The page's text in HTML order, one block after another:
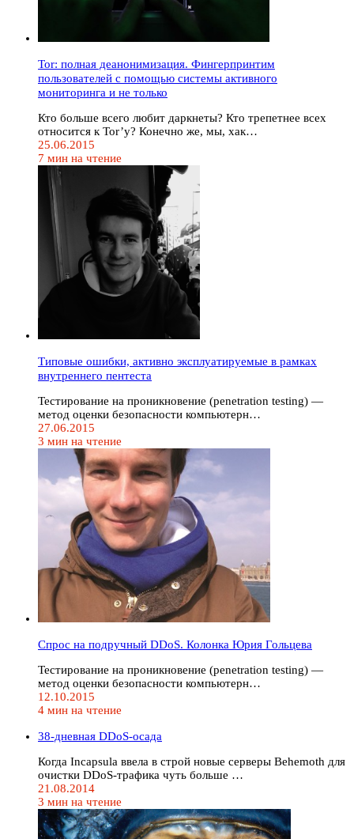
Tor: полная деанонимизация. Фингерпринтим
пользователей с помощью системы активного
мониторинга и не только
Кто больше всего любит даркнеты? Кто трепетнее всех
относится к Tor’у? Конечно же, мы, хак…
25.06.2015
7 мин на чтение
Типовые ошибки, активно эксплуатируемые в рамках
внутреннего пентеста
Тестирование на проникновение (penetration testing) —
метод оценки безопасности компьютерн…
27.06.2015
3 мин на чтение
Спрос на подручный DDoS. Колонка Юрия Гольцева
Тестирование на проникновение (penetration testing) —
метод оценки безопасности компьютерн…
12.10.2015
4 мин на чтение
38-дневная DDoS-осада
Когда Incapsula ввела в строй новые серверы Behemoth для
очистки DDoS-трафика чуть больше …
21.08.2014
3 мин на чтение